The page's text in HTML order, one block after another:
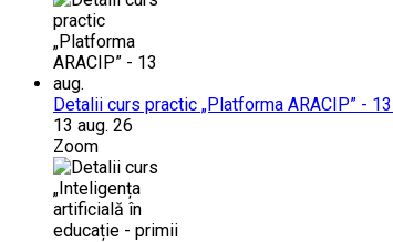
Detalii curs practic „Platforma ARACIP” - 13
13 aug. 26
Zoom